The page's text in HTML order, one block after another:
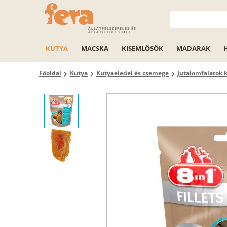
ÁLLATFELSZERELÉS ÉS
ÁLLATELEDEL BOLT
KUTYA MACSKA KISEMLŐSÖK MADARAK
Főoldal Kutya Kutyaeledel és csemege Jutalomfalatok